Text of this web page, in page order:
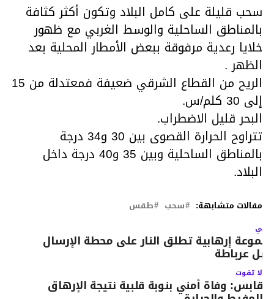
سحب قليلة على كامل البلاد وتكون أكثر كثافة
بالمناطق الساحلية والوسط الغربي مع ظهور
خلايا رعدية مرفوقة ببعض الأمطار المحلية بعد
الظهر .
الريح من القطاع الشرقي ضعيفة فمعتدلة من 15
إلى 30 كلم/س.
البحر قليل الاضطراب.
تتراوح الحرارة القصوى بين 30 و34 درجة
بالمناطق الساحلية وبين 35 و40 درجة داخل
البلاد.
مقالات متشابهة: سحب طقس
إرهابية تطلق النار على محطة الإرسال
عرباطة
لا تفوت
قابس: وفاة أمني بنوبة قلبية نتيجة الإرهاق